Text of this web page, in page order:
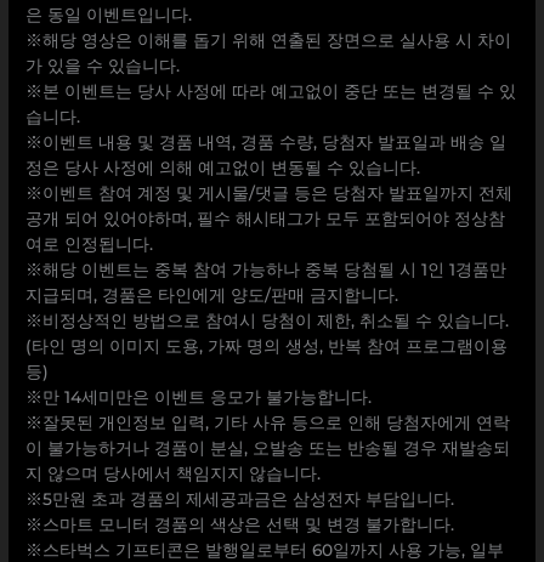
은 동일 이벤트입니다.
※해당 영상은 이해를 돕기 위해 연출된 장면으로 실사용 시 차이
가 있을 수 있습니다.
※본 이벤트는 당사 사정에 따라 예고없이 중단 또는 변경될 수 있
습니다.
※이벤트 내용 및 경품 내역, 경품 수량, 당첨자 발표일과 배송 일
정은 당사 사정에 의해 예고없이 변동될 수 있습니다.
※이벤트 참여 계정 및 게시물/댓글 등은 당첨자 발표일까지 전체
공개 되어 있어야하며, 필수 해시태그가 모두 포함되어야 정상참
여로 인정됩니다.
※해당 이벤트는 중복 참여 가능하나 중복 당첨될 시 1인 1경품만
지급되며, 경품은 타인에게 양도/판매 금지합니다.
※비정상적인 방법으로 참여시 당첨이 제한, 취소될 수 있습니다.
(타인 명의 이미지 도용, 가짜 명의 생성, 반복 참여 프로그램이용
등)
※만 14세미만은 이벤트 응모가 불가능합니다.
※잘못된 개인정보 입력, 기타 사유 등으로 인해 당첨자에게 연락
이 불가능하거나 경품이 분실, 오발송 또는 반송될 경우 재발송되
지 않으며 당사에서 책임지지 않습니다.
※5만원 초과 경품의 제세공과금은 삼성전자 부담입니다.
※스마트 모니터 경품의 색상은 선택 및 변경 불가합니다.
※스타벅스 기프티콘은 발행일로부터 60일까지 사용 가능, 일부